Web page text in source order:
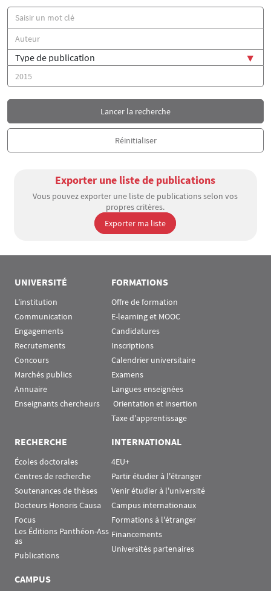
Exporter une liste de publications
Vous pouvez exporter une liste de publications selon vos
propres critères.
Exporter ma liste
UNIVERSITÉ
L'institution
Communication
Engagements
Recrutements
Concours
Marchés publics
Annuaire
Enseignants chercheurs
FORMATIONS
Offre de formation
E-learning et MOOC
Candidatures
Inscriptions
Calendrier universitaire
Examens
Langues enseignées
Orientation et insertion
Taxe d'apprentissage
RECHERCHE
Écoles doctorales
Centres de recherche
Soutenances de thèses
Docteurs Honoris Causa
Focus
Les Éditions Panthéon-Ass
as
Publications
INTERNATIONAL
4EU+
Partir étudier à l'étranger
Venir étudier à l'université
Campus internationaux
Formations à l'étranger
Financements
Universités partenaires
CAMPUS